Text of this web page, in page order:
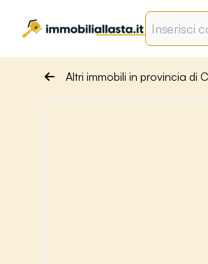
Altri immobili in provincia di